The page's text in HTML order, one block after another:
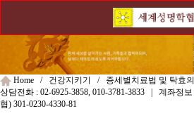
Home / 건강지키기 / 증세별치료법 및 탁효의
상담전화 : 02-6925-3858, 010-3781-3833 | 계좌정보
협) 301-0230-4330-81